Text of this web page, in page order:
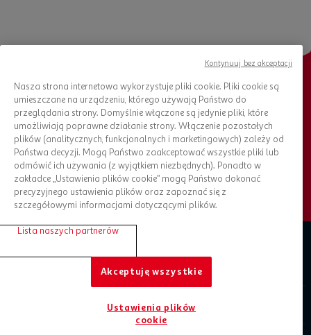
Chcesz otrzymywać nowości?
Bądź na bieżąco, zapisz się do newslettera
ZAPISZ SIĘ DO NEWSLETTERA
Zaplanuj zakupy
Nasza strona internetowa wykorzystuje pliki cookie. Pliki cookie są
umieszczane na urządzeniu, którego używają Państwo do
przeglądania strony. Domyślnie włączone są jedynie pliki, które
umożliwiają poprawne działanie strony. Włączenie pozostałych
plików (analitycznych, funkcjonalnych i marketingowych) zależy od
Państwa decyzji. Mogą Państwo zaakceptować wszystkie pliki lub
odmówić ich używania (z wyjątkiem niezbędnych). Ponadto w
zakładce „Ustawienia plików cookie” mogą Państwo dokonać
precyzyjnego ustawienia plików oraz zapoznać się z
szczegółowymi informacjami dotyczącymi plików.
Lista naszych partnerów
Akceptuję wszystkie
Ustawienia plików
cookie
Kontynuuj bez akceptacji